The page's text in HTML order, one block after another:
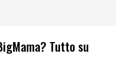
Tutto su